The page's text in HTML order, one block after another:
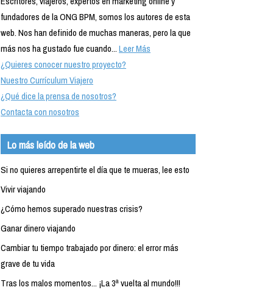
fundadores de la ONG BPM, somos los autores de esta
web. Nos han definido de muchas maneras, pero la que
más nos ha gustado fue cuando...Leer Más
¿Quieres conocer nuestro proyecto?
Nuestro Currículum Viajero
¿Qué dice la prensa de nosotros?
Contacta con nosotros
Lo más leído de la web
Si no quieres arrepentirte el día que te mueras, lee esto
Vivir viajando
¿Cómo hemos superado nuestras crisis?
Ganar dinero viajando
Cambiar tu tiempo trabajado por dinero: el error más
grave de tu vida
Tras los malos momentos... ¡La 3ª vuelta al mundo!!!